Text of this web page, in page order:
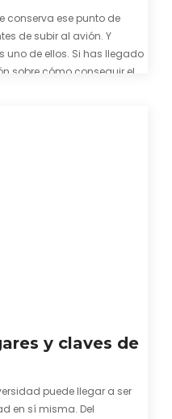
conserva ese punto de
de subir al avión. Y
uno de ellos. Si has llegado
sobre cómo conseguir el
y claves de
puede llegar a ser
en sí misma. Del